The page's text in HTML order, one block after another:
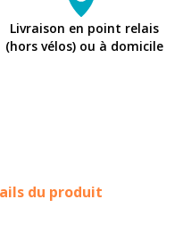
Livraison en point relais
(hors vélos) ou à domicile
du produit